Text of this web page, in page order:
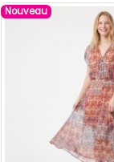
Nouveau